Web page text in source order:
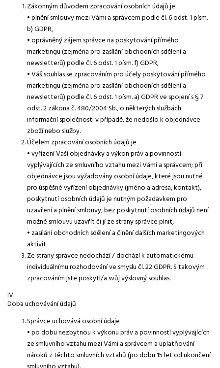
Zákonným důvodem zpracování osobních údajů je
• plnění smlouvy mezi Vámi a správcem podle čl. 6 odst. 1 písm.
b) GDPR,
• oprávněný zájem správce na poskytování přímého
marketingu (zejména pro zasílání obchodních sdělení a
newsletterů) podle čl. 6 odst. 1 písm. f) GDPR,
• Váš souhlas se zpracováním pro účely poskytování přímého
marketingu (zejména pro zasílání obchodních sdělení a
newsletterů) podle čl. 6 odst. 1 písm. a) GDPR ve spojení s § 7
odst. 2 zákona č. 480/2004 Sb., o některých službách
informační společnosti v případě, že nedošlo k objednávce
zboží nebo služby.
Účelem zpracování osobních údajů je
• vyřízení Vaší objednávky a výkon práv a povinností
vyplývajících ze smluvního vztahu mezi Vámi a správcem; při
objednávce jsou vyžadovány osobní údaje, které jsou nutné
pro úspěšné vyřízení objednávky (jméno a adresa, kontakt),
poskytnutí osobních údajů je nutným požadavkem pro
uzavření a plnění smlouvy, bez poskytnutí osobních údajů není
možné smlouvu uzavřít či jí ze strany správce plnit,
• zasílání obchodních sdělení a činění dalších marketingových
aktivit.
Ze strany správce nedochází / dochází k automatickému
individuálnímu rozhodování ve smyslu čl. 22 GDPR. S takovým
zpracováním jste poskytl/a svůj výslovný souhlas.
IV.
Doba uchovávání údajů
Správce uchovává osobní údaje
• po dobu nezbytnou k výkonu práv a povinností vyplývajících
ze smluvního vztahu mezi Vámi a správcem a uplatňování
nároků z těchto smluvních vztahů (po dobu 15 let od ukončení